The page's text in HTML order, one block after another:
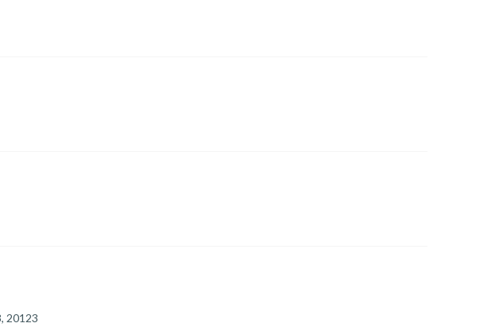
20123